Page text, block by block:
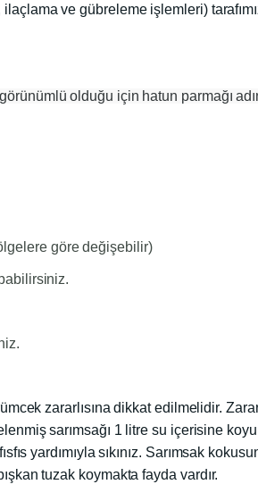
ve gübreleme işlemleri)
olduğu için hatun parmağı
göre değişebilir)
zararlısına dikkat edilmelidir.
sarımsağı 1 litre su içerisine
yardımıyla sıkınız. Sarımsak
tuzak koymakta fayda vardır.